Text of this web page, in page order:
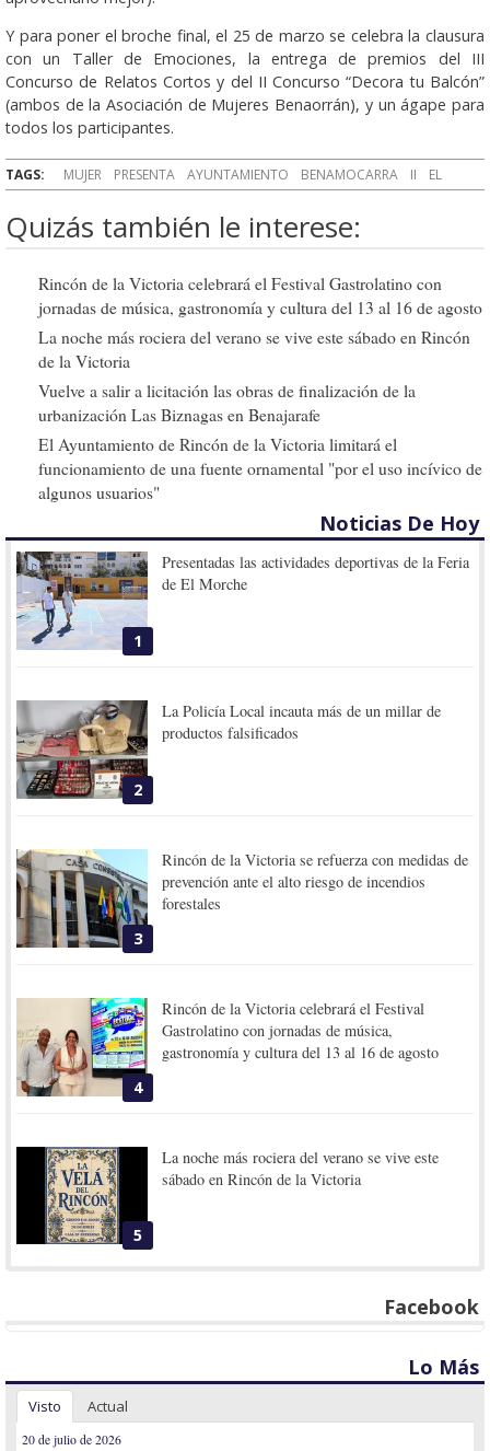
Y para poner el broche final, el 25 de marzo se celebra la clausura
con un Taller de Emociones, la entrega de premios del III
Concurso de Relatos Cortos y del II Concurso “Decora tu Balcón”
(ambos de la Asociación de Mujeres Benaorrán), y un ágape para
todos los participantes.
TAGS: MUJER PRESENTA AYUNTAMIENTO BENAMOCARRA II EL
Quizás también le interese:
Rincón de la Victoria celebrará el Festival Gastrolatino con
jornadas de música, gastronomía y cultura del 13 al 16 de agosto
La noche más rociera del verano se vive este sábado en Rincón
de la Victoria
Vuelve a salir a licitación las obras de finalización de la
urbanización Las Biznagas en Benajarafe
El Ayuntamiento de Rincón de la Victoria limitará el
funcionamiento de una fuente ornamental "por el uso incívico de
algunos usuarios"
Noticias De Hoy
1
Presentadas las actividades deportivas de la Feria
de El Morche
2
La Policía Local incauta más de un millar de
productos falsificados
3
Rincón de la Victoria se refuerza con medidas de
prevención ante el alto riesgo de incendios
forestales
4
Rincón de la Victoria celebrará el Festival
Gastrolatino con jornadas de música,
gastronomía y cultura del 13 al 16 de agosto
5
La noche más rociera del verano se vive este
sábado en Rincón de la Victoria
Facebook
Lo Más
Visto Actual
20 de julio de 2026